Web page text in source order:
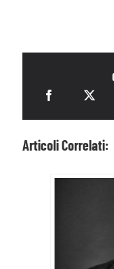
Articoli Correlati: